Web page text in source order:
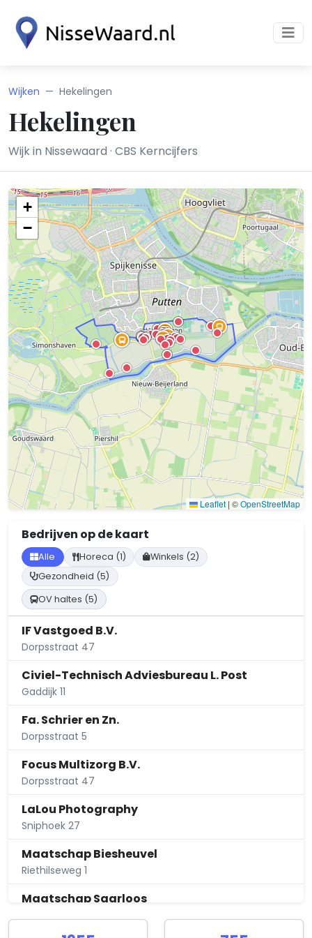
Wijken Hekelingen
Hekelingen
Wijk in Nissewaard · CBS Kerncijfers
+
−
Leaflet | ©OpenStreetMap
Bedrijven op de kaart
Alle Horeca (1)
Winkels (2)
Gezondheid (5)
OV haltes (5)
IF Vastgoed B.V.
Dorpsstraat 47
Civiel-Technisch Adviesbureau L. Post
Gaddijk 11
Fa. Schrier en Zn.
Dorpsstraat 5
Focus Multizorg B.V.
Dorpsstraat 47
LaLou Photography
Sniphoek 27
Maatschap Biesheuvel
Riethilseweg 1
Maatschap Saarloos